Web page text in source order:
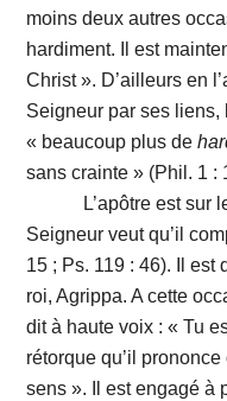
moins deux autres
hardiment. Il est
Christ ». D’ailleurs en
Seigneur par ses liens,
« beaucoup plus de
sans crainte » (Phil. 1 :
L’apôtre est sur le
Seigneur veut qu’il
15 ; Ps. 119 : 46). Il est
roi, Agrippa. A cette
dit à haute voix : « Tu
rétorque qu’il
sens ». Il est engagé à